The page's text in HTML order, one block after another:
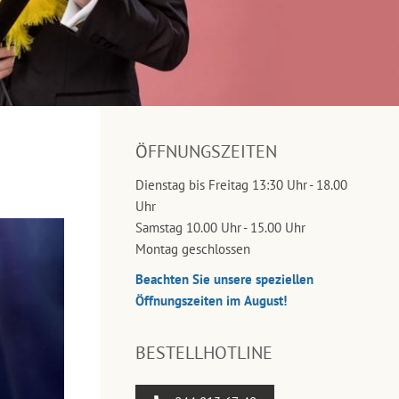
ÖFFNUNGSZEITEN
Dienstag bis Freitag 13:30 Uhr - 18.00
Uhr
Samstag 10.00 Uhr - 15.00 Uhr
Montag geschlossen
Beachten Sie unsere speziellen
Öffnungszeiten im August!
BESTELLHOTLINE